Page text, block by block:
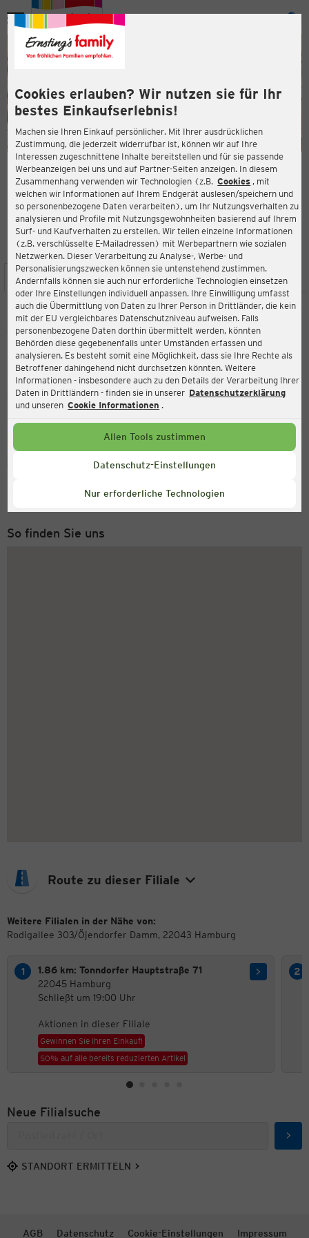
Cookies erlauben? Wir nutzen sie für Ihr
bestes Einkaufserlebnis!
Machen sie Ihren Einkauf persönlicher. Mit Ihrer ausdrücklichen
Zustimmung, die jederzeit widerrufbar ist, können wir auf Ihre
Interessen zugeschnittene Inhalte bereitstellen und für sie passende
Werbeanzeigen bei uns und auf Partner-Seiten anzeigen. In diesem
Zusammenhang verwenden wir Technologien (z.B. Cookies , mit
welchen wir Informationen auf Ihrem Endgerät auslesen/speichern und
so personenbezogene Daten verarbeiten), um Ihr Nutzungsverhalten zu
analysieren und Profile mit Nutzungsgewohnheiten basierend auf Ihrem
Surf- und Kaufverhalten zu erstellen. Wir teilen einzelne Informationen
(z.B. verschlüsselte E-Mailadressen) mit Werbepartnern wie sozialen
Netzwerken. Dieser Verarbeitung zu Analyse-, Werbe- und
Personalisierungszwecken können sie untenstehend zustimmen.
Andernfalls können sie auch nur erforderliche Technologien einsetzen
oder Ihre Einstellungen individuell anpassen. Ihre Einwilligung umfasst
auch die Übermittlung von Daten zu Ihrer Person in Drittländer, die kein
mit der EU vergleichbares Datenschutzniveau aufweisen. Falls
personenbezogene Daten dorthin übermittelt werden, könnten
Behörden diese gegebenenfalls unter Umständen erfassen und
analysieren. Es besteht somit eine Möglichkeit, dass sie Ihre Rechte als
Betroffener dahingehend nicht durchsetzen könnten. Weitere
Informationen - insbesondere auch zu den Details der Verarbeitung Ihrer
Daten in Drittländern - finden sie in unserer Datenschutzerklärung
und unseren Cookie Informationen .
Allen Tools zustimmen
Datenschutz-Einstellungen
Nur erforderliche Technologien
Menü
ERNSTING'S FAMILY FILIALE
Rodigallee 303/Öjendorfer Damm
22043 Hamburg
4,3
Bewertung:
STANDORT SERVICES SORTIMENT AKTIONEN
Ernsting's family
Rodigallee 303/Öjendorfer Damm, 22043 Hamburg
Aktuell:
Geöffnet
Service Hotline
Montag bis Freitag 8-18 Uhr
So finden Sie uns
Route zu dieser Filiale
Weitere Filialen in der Nähe von:
Rodigallee 303/Öjendorfer Damm, 22043 Hamburg
1.86 km: Tonndorfer Hauptstraße 71
22045 Hamburg
Schließt um 19:00 Uhr
Aktionen in dieser Filiale
Gewinnen Sie Ihren Einkauf!
50% auf alle bereits reduzierten Artikel
Neue Filialsuche
STANDORT ERMITTELN
AGB Datenschutz Cookie-Einstellungen Impressum